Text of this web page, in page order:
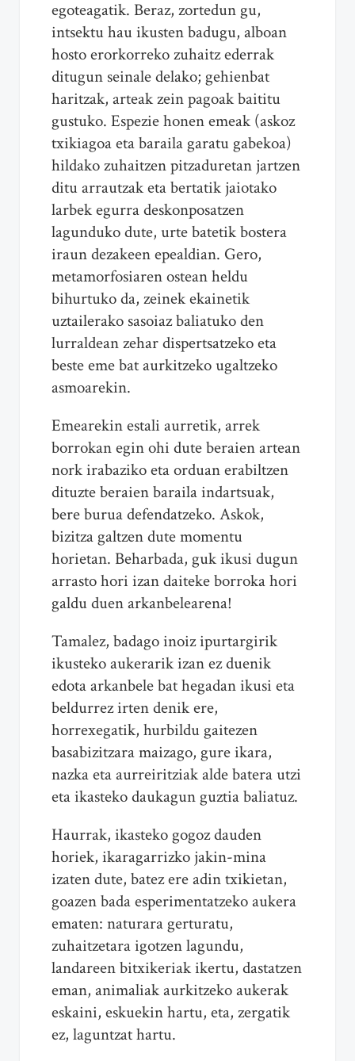
egoteagatik. Beraz, zortedun gu,
intsektu hau ikusten badugu, alboan
hosto erorkorreko zuhaitz ederrak
ditugun seinale delako; gehienbat
haritzak, arteak zein pagoak baititu
gustuko. Espezie honen emeak (askoz
txikiagoa eta baraila garatu gabekoa)
hildako zuhaitzen pitzaduretan jartzen
ditu arrautzak eta bertatik jaiotako
larbek egurra deskonposatzen
lagunduko dute, urte batetik bostera
iraun dezakeen epealdian. Gero,
metamorfosiaren ostean heldu
bihurtuko da, zeinek ekainetik
uztailerako sasoiaz baliatuko den
lurraldean zehar dispertsatzeko eta
beste eme bat aurkitzeko ugaltzeko
asmoarekin.
Emearekin estali aurretik, arrek
borrokan egin ohi dute beraien artean
nork irabaziko eta orduan erabiltzen
dituzte beraien baraila indartsuak,
bere burua defendatzeko. Askok,
bizitza galtzen dute momentu
horietan. Beharbada, guk ikusi dugun
arrasto hori izan daiteke borroka hori
galdu duen arkanbelearena!
Tamalez, badago inoiz ipurtargirik
ikusteko aukerarik izan ez duenik
edota arkanbele bat hegadan ikusi eta
beldurrez irten denik ere,
horrexegatik, hurbildu gaitezen
basabizitzara maizago, gure ikara,
nazka eta aurreiritziak alde batera utzi
eta ikasteko daukagun guztia baliatuz.
Haurrak, ikasteko gogoz dauden
horiek, ikaragarrizko jakin-mina
izaten dute, batez ere adin txikietan,
goazen bada esperimentatzeko aukera
ematen: naturara gerturatu,
zuhaitzetara igotzen lagundu,
landareen bitxikeriak ikertu, dastatzen
eman, animaliak aurkitzeko aukerak
eskaini, eskuekin hartu, eta, zergatik
ez, laguntzat hartu.